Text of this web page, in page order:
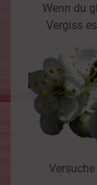
Wenn du
Vergiss